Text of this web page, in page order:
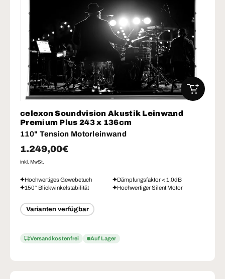
celexon Soundvision Akustik Leinwand
Premium Plus 243 x 136cm
110" Tension Motorleinwand
Normaler Preis
1.249,00€
inkl. MwSt.
Hochwertiges Gewebetuch
Dämpfungsfaktor < 1,0dB
150° Blickwinkelstabilität
Hochwertiger Silent Motor
Varianten verfügbar
Versandkostenfrei Auf Lager
IN DEN